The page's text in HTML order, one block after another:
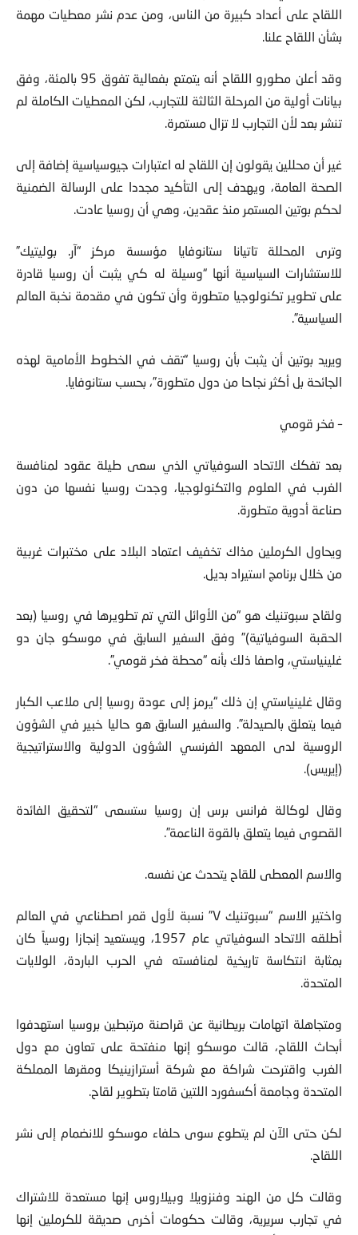
اللقاح على أعداد كبيرة من الناس، ومن عدم نشر معطيات مهمة
بشأن اللقاح علنا.
وقد أعلن مطورو اللقاح أنه يتمتع بفعالية تفوق 95 بالمئة، وفق
بيانات أولية من المرحلة الثالثة للتجارب، لكن المعطيات الكاملة لم
تنشر بعد لأن التجارب لا تزال مستمرة.
غير أن محللين يقولون إن اللقاح له اعتبارات جيوسياسية إضافة إلى
الصحة العامة، ويهدف إلى التأكيد مجددا على الرسالة الضمنية
لحكم بوتين المستمر منذ عقدين، وهي أن روسيا عادت.
وترى المحللة تاتيانا ستانوفايا مؤسسة مركز “آر. بوليتيك”
للاستشارات السياسية أنها “وسيلة له كي يثبت أن روسيا قادرة
على تطوير تكنولوجيا متطورة وأن تكون في مقدمة نخبة العالم
السياسية”.
ويريد بوتين أن يثبت بأن روسيا “تقف في الخطوط الأمامية لهذه
الجائحة بل أكثر نجاحا من دول متطورة”، بحسب ستانوفايا.
– فخر قومي
بعد تفكك الاتحاد السوفياتي الذي سعى طيلة عقود لمنافسة
الغرب في العلوم والتكنولوجيا، وجدت روسيا نفسها من دون
صناعة أدوية متطورة.
ويحاول الكرملين مذاك تخفيف اعتماد البلاد على مختبرات غربية
من خلال برنامج استيراد بديل.
ولقاح سبوتنيك هو “من الأوائل التي تم تطويرها في روسيا (بعد
الحقبة السوفياتية)” وفق السفير السابق في موسكو جان دو
غلينياستي، واصفا ذلك بأنه “محطة فخر قومي”.
وقال غلينياستي إن ذلك “يرمز إلى عودة روسيا إلى ملاعب الكبار
فيما يتعلق بالصيدلة”. والسفير السابق هو حاليا خبير في الشؤون
الروسية لدى المعهد الفرنسي الشؤون الدولية والاستراتيجية
(إيريس).
وقال لوكالة فرانس برس إن روسيا ستسعى “لتحقيق الفائدة
القصوى فيما يتعلق بالقوة الناعمة”.
والاسم المعطى للقاح يتحدث عن نفسه.
واختير الاسم “سبوتنيك V” نسبة لأول قمر اصطناعي في العالم
أطلقه الاتحاد السوفياتي عام 1957، ويستعيد إنجازا روسياً كان
بمثابة انتكاسة تاريخية لمنافسته في الحرب الباردة، الولايات
المتحدة.
ومتجاهلة اتهامات بريطانية عن قراصنة مرتبطين بروسيا استهدفوا
أبحاث اللقاح، قالت موسكو إنها منفتحة على تعاون مع دول
الغرب واقترحت شراكة مع شركة أسترازينيكا ومقرها المملكة
المتحدة وجامعة أكسفورد اللتين قامتا بتطوير لقاح.
لكن حتى الآن لم يتطوع سوى حلفاء موسكو للانضمام إلى نشر
اللقاح.
وقالت كل من الهند وفنزويلا وبيلاروس إنها مستعدة للاشتراك
في تجارب سريرية، وقالت حكومات أخرى صديقة للكرملين إنها